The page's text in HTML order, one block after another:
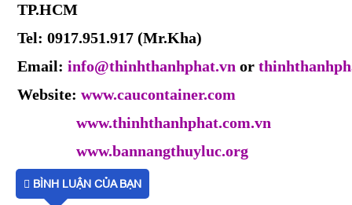
TP.HCM
Tel: 0917.951.917 (Mr.Kha)
Email: info@thinhthanhphat.vn or
Website: www.caucontainer.com
www.thinhthanhphat.com.vn
www.bannangthuyluc.org
BÌNH LUẬN CỦA BẠN